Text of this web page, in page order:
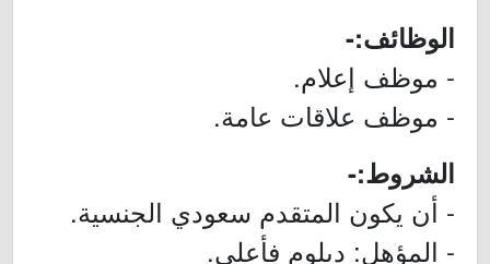
الوظائف:-
- موظف إعلام.
- موظف علاقات عامة.
الشروط:-
- أن يكون المتقدم سعودي الجنسية.
- المؤهل: دبلوم فأعلى.